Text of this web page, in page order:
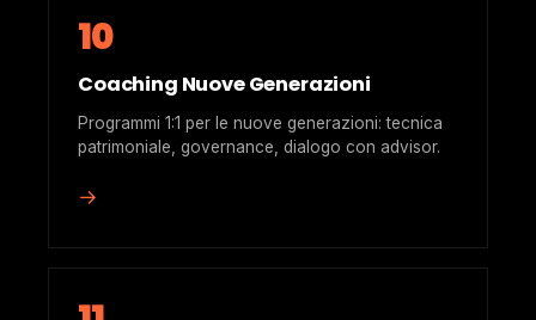
10
Coaching Nuove Generazioni
Programmi 1:1 per le nuove generazioni: tecnica
patrimoniale, governance, dialogo con advisor.
→